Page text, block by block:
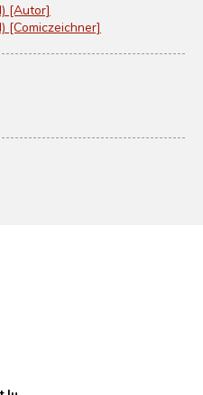
[Autor]
[Comiczeichner]